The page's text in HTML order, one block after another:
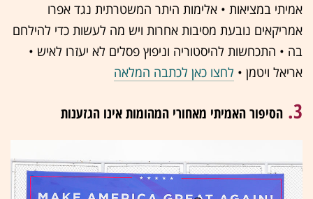
אמיתי במציאות • אלימות היתר המשטרתית נגד אפרו
אמריקאים נובעת מסיבות אחרות ויש מה לעשות כדי להילחם
בה • התכחשות להיסטוריה וניפוץ פסלים לא יעזרו לאיש •
אריאל ויטמן • לחצו כאן לכתבה המלאה
3. הסיפור האמיתי מאחורי המהומות אינו הגזענות